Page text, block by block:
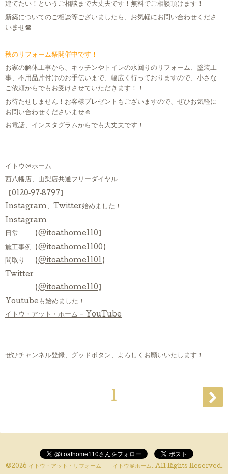
建てたい！というご相談まで大丈夫です！無料でご相談頂けます！
新築についてのご相談等ございましたら、お気軽にお問い合わせくださ
いませ☎
秋のリフォーム祭開催中です！
お家の解体工事から、キッチンやトイレの水回りのリフォーム、塗装工
事、不用品片付けのお手伝いまで、幅広く行っておりますので、小さな
ご依頼からでもお受けさせていただきます！！
お待たせしません！お客様プレゼントもございますので、ぜひお気軽に
お問い合わせくださいませ☺
お電話、インスタグラムからでも大丈夫です！
イトウ＠ホーム
西八幡店、山梨店共通フリーダイヤル
【0120‐97‐8797 】
Instagram、Twitter始めました！
Instagram
日常 【@itoathome110 】
施工事例【@itoathome1100 】
間取り 【@itoathome1101 】
Twitter
【@itoathome110 】
Youtubeも始めました！
イトウ・アット・ホーム – YouTube
ぜひチャンネル登録、グッドボタン、よろしくお願いいたします！
1
©2026 イトウ・アット・リフォーム イトウ＠ホーム. All Rights Reserved.